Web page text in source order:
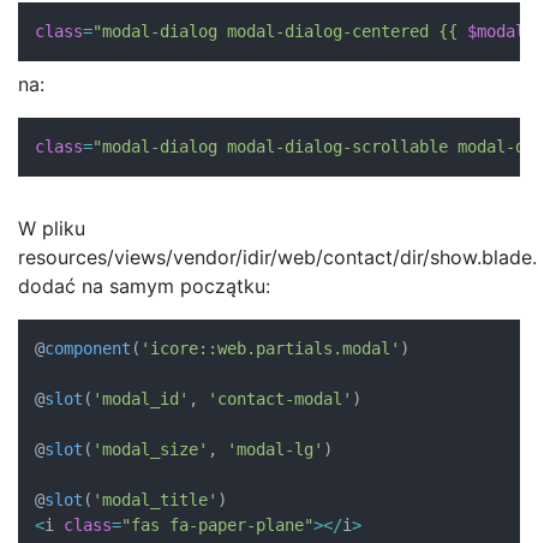
class="modal-dialog modal-dialog-centered {{
na:
class="modal-dialog modal-dialog-scrollable modal-
W pliku
resources/views/vendor/idir/web/contact/dir/
dodać na samym początku:
@component ( 'icore::web.partials.modal' )
@slot ( 'modal_id' , 'contact-modal' )
@slot ( 'modal_size' , 'modal-lg' )
@slot ( 'modal_title' )
<i class="fas fa-paper-plane"></i>